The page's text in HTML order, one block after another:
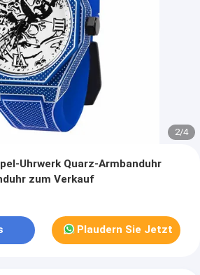
3/4
Uhrwerk Quarz-Armbanduhr
zum Verkauf
Plaudern Sie Jetzt